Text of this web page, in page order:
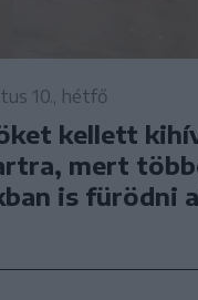
10., hétfő
kellett
mert
is fürödni